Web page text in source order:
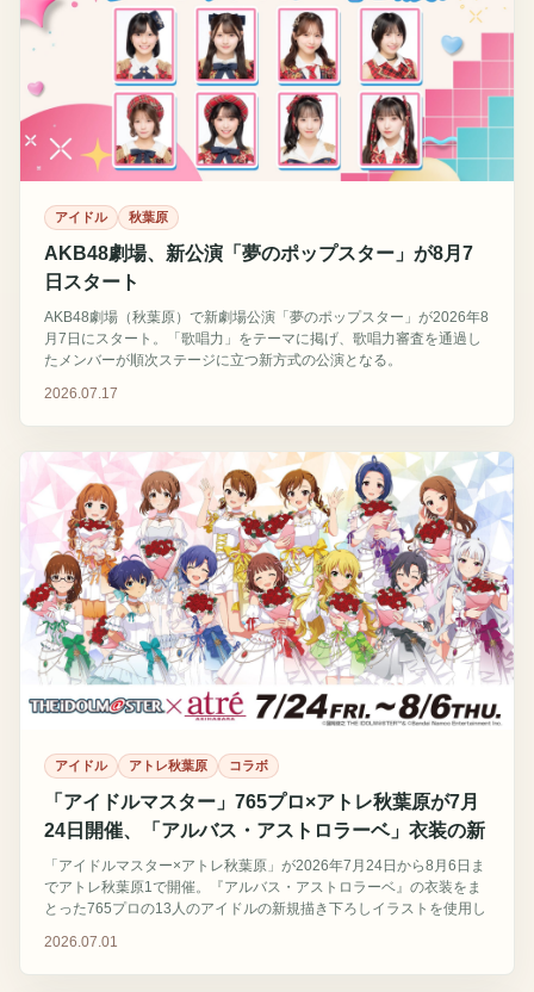
アイドル 秋葉原
AKB48劇場、新公演「夢のポップスター」が8月7
日スタート
AKB48劇場（秋葉原）で新劇場公演「夢のポップスター」が2026年8
月7日にスタート。「歌唱力」をテーマに掲げ、歌唱力審査を通過し
たメンバーが順次ステージに立つ新方式の公演となる。
2026.07.17
アイドル アトレ秋葉原 コラボ
「アイドルマスター」765プロ×アトレ秋葉原が7月
24日開催、「アルバス・アストロラーベ」衣装の新
規グッズ登場
「アイドルマスター×アトレ秋葉原」が2026年7月24日から8月6日ま
でアトレ秋葉原1で開催。『アルバス・アストロラーベ』の衣装をま
とった765プロの13人のアイドルの新規描き下ろしイラストを使用し
2026.07.01